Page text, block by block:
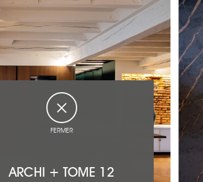
FERMER
ARCHI + TOME 12